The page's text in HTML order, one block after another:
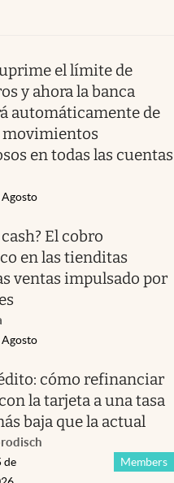
el límite de
y ahora la banca
automáticamente de
movimientos
en todas las cuentas
Agosto
El cobro
en las tienditas
ventas impulsado por
Agosto
cómo refinanciar
la tarjeta a una tasa
baja que la actual
Members
de